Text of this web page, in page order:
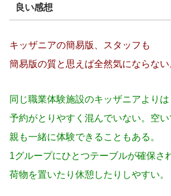
良い感想
キッザニアの簡易版、スタッフも
簡易版の質と思えば全然気にならない
同じ職業体験施設のキッザニアよりは
予約がとりやすく混んでいない。空い
親も一緒に体験できることもある。
1グループにひとつテーブルが確保さ
荷物を置いたり休憩したりしやすい。